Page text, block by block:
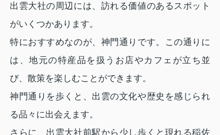
出雲大社の周辺には、訪れる価値のあるスポット
がいくつかあります。
特におすすめなのが、神門通りです。この通りに
は、地元の特産品を扱うお店やカフェが立ち並
び、散策を楽しむことができます。
神門通りを歩くと、出雲の文化や歴史を感じられ
る品々に出会えます。
さらに、出雲大社前駅から少し歩くと現れる稲佐